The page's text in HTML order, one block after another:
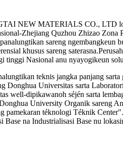
NEW MATERIALS CO., LTD
Zhejiang Quzhou Zhizao Zona
sareng ngembangkeun
khusus sareng
tinggi Nasional anu nyayogikeun
teknis jangka panjang sarta
Donghua Universitas sarta
well-dipikawanoh séjén sarta
University Organik sareng
pamekaran téknologi Téknik
Base na Industrialisasi Base nu